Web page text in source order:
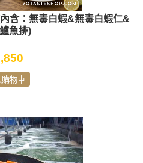
含：無毒白蝦&無毒白蝦仁&
魚排)
購物車